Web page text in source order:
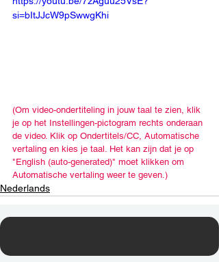
si=bItJJcW9pSwwgKhi
(Om video-ondertiteling in jouw taal te zien, klik
je op het Instellingen-pictogram rechts onderaan
de video. Klik op Ondertitels/CC, Automatische
vertaling en kies je taal. Het kan zijn dat je op
"English (auto-generated)" moet klikken om
Automatische vertaling weer te geven.)
Nederlands